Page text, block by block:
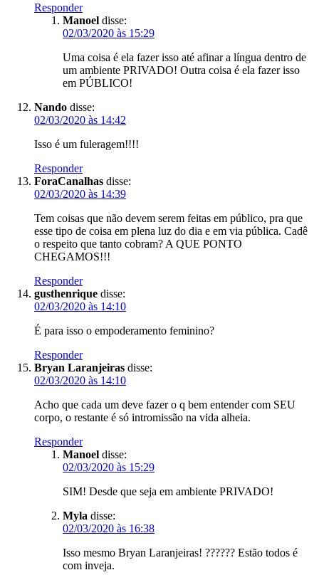
Responder
Manoel disse:
02/03/2020 às 15:29
Uma coisa é ela fazer isso até afinar a língua dentro de
um ambiente PRIVADO! Outra coisa é ela fazer isso
em PÚBLICO!
Nando disse:
02/03/2020 às 14:42
Isso é um fuleragem!!!!
Responder
ForaCanalhas disse:
02/03/2020 às 14:39
Tem coisas que não devem serem feitas em público, pra que
esse tipo de coisa em plena luz do dia e em via pública. Cadê
o respeito que tanto cobram? A QUE PONTO
CHEGAMOS!!!
Responder
gusthenrique disse:
02/03/2020 às 14:10
É para isso o empoderamento feminino?
Responder
Bryan Laranjeiras disse:
02/03/2020 às 14:10
Acho que cada um deve fazer o q bem entender com SEU
corpo, o restante é só intromissão na vida alheia.
Responder
Manoel disse:
02/03/2020 às 15:29
SIM! Desde que seja em ambiente PRIVADO!
Myla disse:
02/03/2020 às 16:38
Isso mesmo Bryan Laranjeiras! ?????? Estão todos é
com inveja.